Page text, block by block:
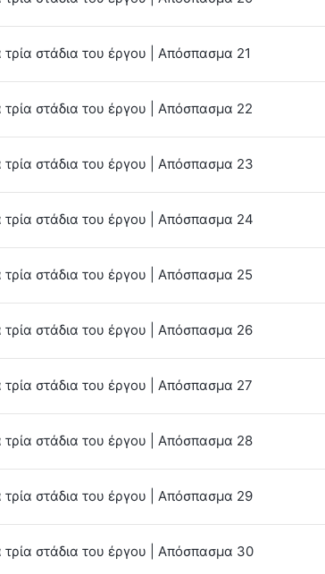
στάδια του έργου | Απόσπασμα 21
στάδια του έργου | Απόσπασμα 22
στάδια του έργου | Απόσπασμα 23
στάδια του έργου | Απόσπασμα 24
στάδια του έργου | Απόσπασμα 25
στάδια του έργου | Απόσπασμα 26
στάδια του έργου | Απόσπασμα 27
στάδια του έργου | Απόσπασμα 28
στάδια του έργου | Απόσπασμα 29
στάδια του έργου | Απόσπασμα 30